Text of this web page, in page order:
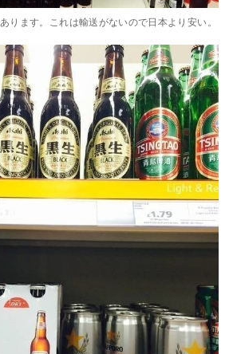
ります。これは輸送がないので日本より安い。